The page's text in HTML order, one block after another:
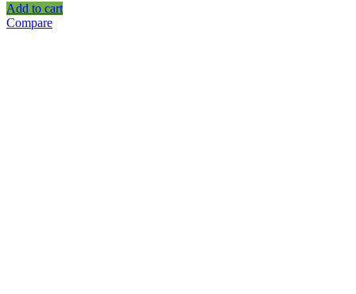
Add to cart
Compare